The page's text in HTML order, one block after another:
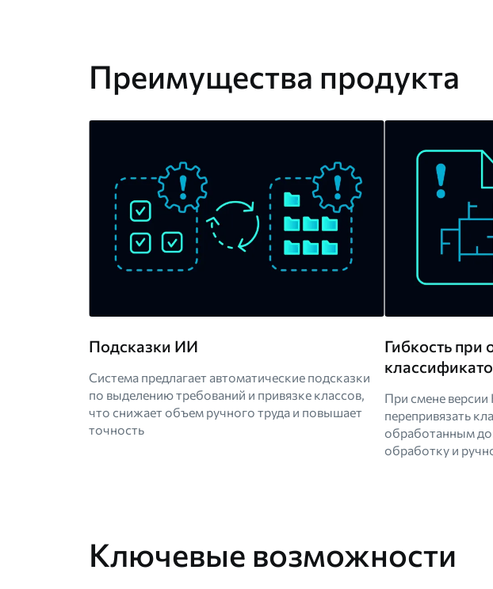
Преимущества продукта
Подсказки ИИ
Система предлагает автоматические подсказки
по выделению требований и привязке классов,
что снижает объем ручного труда и повышает
точность
Гибкость при
При смене
перепривязать
обработанным
обработку и
Ключевые возможности